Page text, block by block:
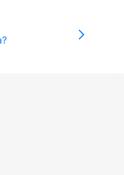
para também
que
ou